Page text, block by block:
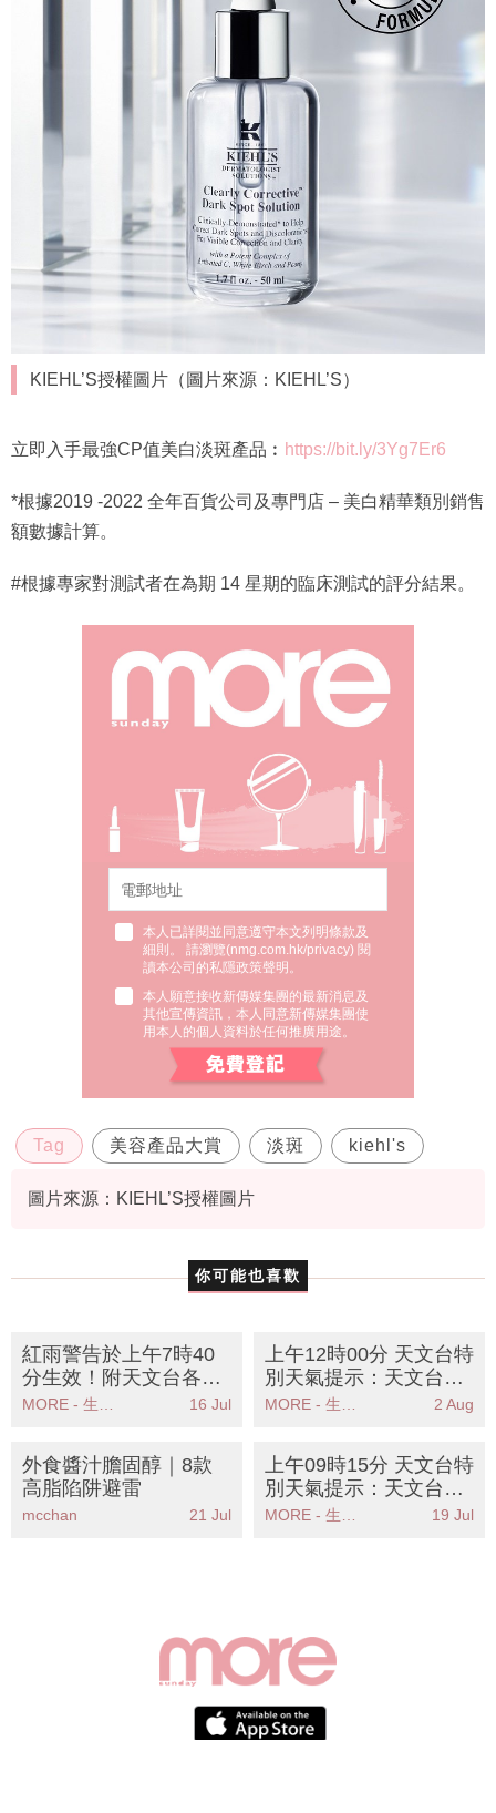
KIEHL’S授權圖片（圖片來源：KIEHL’S）
立即入手最強CP值美白淡斑產品︰ https://bit.ly/3Yg7Er6
*根據2019 -2022 全年百貨公司及專門店 – 美白精華類別銷售
額數據計算。
#根據專家對測試者在為期 14 星期的臨床測試的評分結果。
本人已詳閱並同意遵守本文列明條款及
細則。 請瀏覽(nmg.com.hk/privacy) 閱
讀本公司的私隱政策聲明。
本人願意接收新傳媒集團的最新消息及
其他宣傳資訊，本人同意新傳媒集團使
用本人的個人資料於任何推廣用途。
Tag 美容產品大賞 淡斑 kiehl's
圖片來源：KIEHL’S授權圖片
你可能也喜歡
紅雨警告於上午7時40
分生效！附天文台各區
雨量分佈圖
MORE - 生活品味 16 Jul
上午12時00分 天文台特
別天氣提示：天文台預
警本港今日有狂風雷暴
MORE - 生活品味 2 Aug
外食醬汁膽固醇｜8款
高脂陷阱避雷
mcchan 21 Jul
上午09時15分 天文台特
別天氣提示：天文台發
出特別天氣提示強雷雨
19 Jul